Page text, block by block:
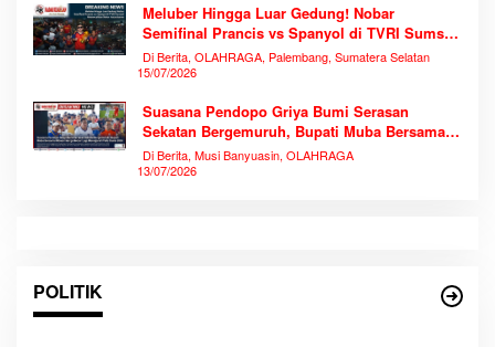
Meluber Hingga Luar Gedung! Nobar
Semifinal Prancis vs Spanyol di TVRI Sumsel
Memecahkan Rekor Antusiasme
Di Berita, OLAHRAGA, Palembang, Sumatera Selatan
15/07/2026
Suasana Pendopo Griya Bumi Serasan
Sekatan Bergemuruh, Bupati Muba Bersama
Ribuan Warga Nobar Laga Bersejarah Piala
Dunia 2026
Di Berita, Musi Banyuasin, OLAHRAGA
13/07/2026
POLITIK